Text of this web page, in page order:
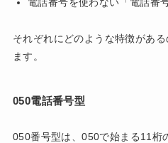
電話番号を使わない「電話番
それぞれにどのような特徴があ
ます。
050電話番号型
050番号型は、050で始まる11桁